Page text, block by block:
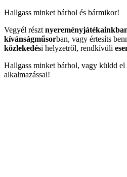
Hallgass minket bárhol és bármikor!
Vegyél részt
kívánságműsorban, vagy értesíts
közlekedési helyzetről, rendkívüli
Hallgass minket bárhol, vagy küldd el
alkalmazással!